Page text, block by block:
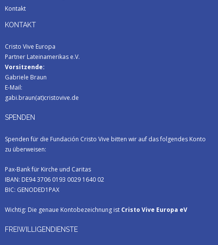
Kontakt
KONTAKT
Cristo Vive Europa
Partner Lateinamerikas e.V.
Vorsitzende:
Gabriele Braun
E-Mail:
gabi.braun(at)cristovive.de
SPENDEN
Spenden für die Fundación Cristo Vive bitten wir auf das folgendes Konto
zu überweisen:
Pax-Bank für Kirche und Caritas
IBAN: DE94 3706 0193 0029 1640 02
BIC: GENODED1PAX
Wichtig: Die genaue Kontobezeichnung ist Cristo Vive Europa eV
FREIWILLIGENDIENSTE